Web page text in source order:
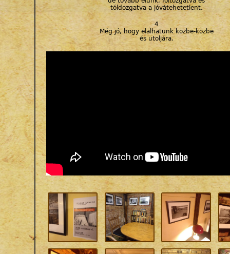
tóldozgatva a jóvátehetetlent.
4
Még jó, hogy elalhatunk közbe-közbe
és utoljára.